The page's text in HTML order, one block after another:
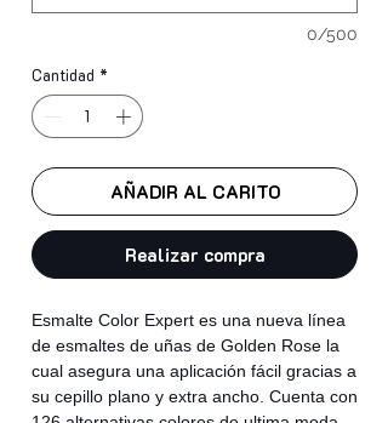
0/500
Cantidad *
AÑADIR AL CARITO
Realizar compra
Esmalte Color Expert es una nueva línea
de esmaltes de uñas de Golden Rose la
cual asegura una aplicación fácil gracias a
su cepillo plano y extra ancho. Cuenta con